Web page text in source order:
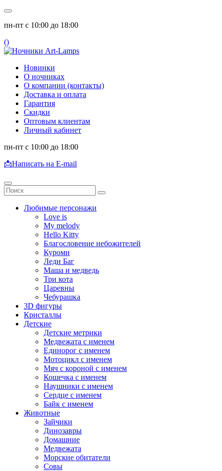
пн-пт с 10:00 до 18:00
()
Новинки
О ночниках
О компании (контакты)
Доставка и оплата
Гарантия
Скидки
Оптовым клиентам
Личный кабинет
пн-пт с 10:00 до 18:00
📩Написать на E-mail
Любимые персонажи
Love is
My melody
Hello Kitty
Благословение небожителей
Куроми
Леди Баг
Маша и медведь
Три кота
Царевны
Чебурашка
3D фигуры
Кристаллы
Детские
Детские метрики
Медвежата с именем
Единорог с именем
Мотоцикл с именем
Мяч с короной с именем
Кошечка с именем
Наушники с именем
Сердце с именем
Байк с именем
Животные
Зайчики
Динозавры
Домашние
Медвежата
Морские обитатели
Совы